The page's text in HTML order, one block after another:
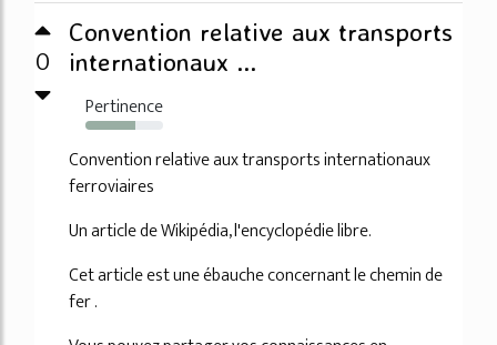
0
Convention relative aux transports
internationaux ...
Pertinence
64%
Convention relative aux transports internationaux
ferroviaires
Un article de Wikipédia, l'encyclopédie libre.
Cet article est une ébauche concernant le chemin de
fer .